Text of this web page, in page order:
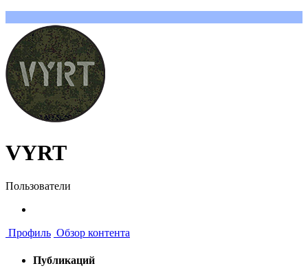
VYRT
Пользователи
Профиль Обзор контента
Публикаций